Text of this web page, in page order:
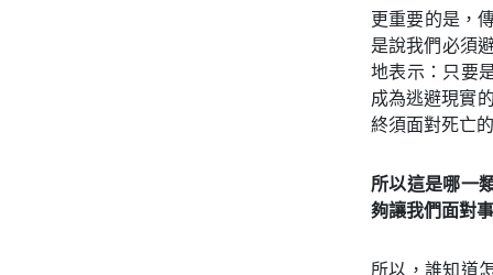
更重要的是，
是說我們必須
地表示：只要
成為逃避現實
終須面對死亡
所以這是哪一
夠讓我們面對
所以，誰知道